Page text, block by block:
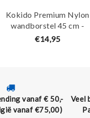
Kokido Premium Nylon
wandborstel 45 cm -
Zwart/zilver
€14,95
vanaf € 50,-
vanaf €75,00)
Veel